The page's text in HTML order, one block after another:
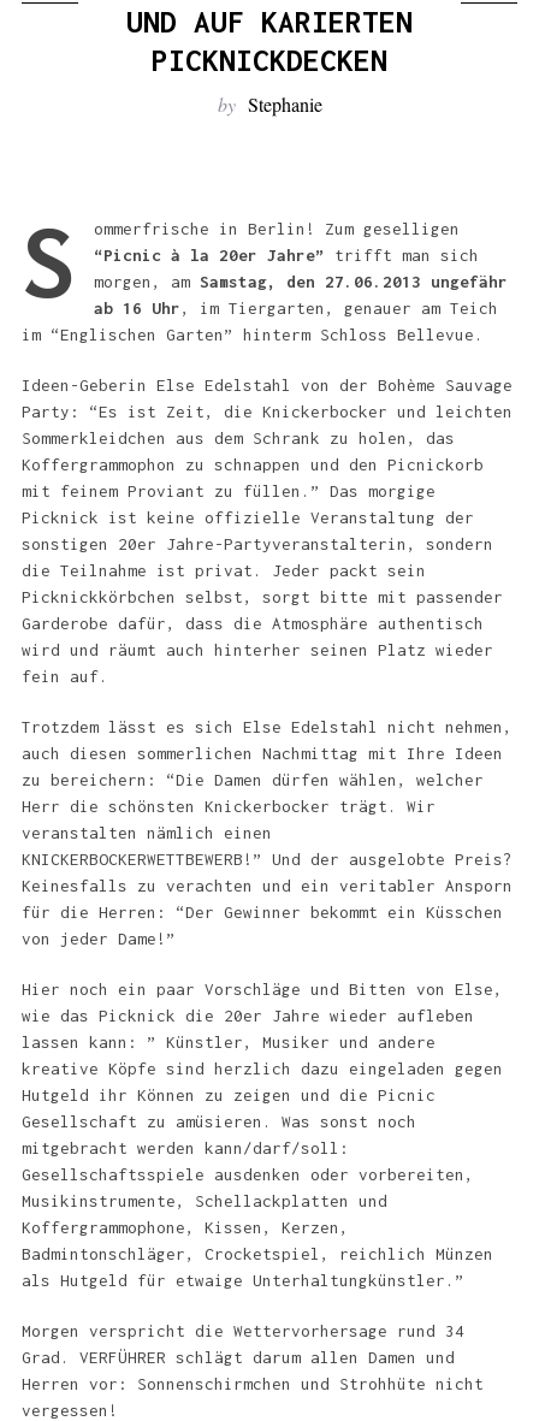
:
UND AUF KARIERTEN
PICKNICKDECKEN
by Stephanie
S
ommerfrische in Berlin! Zum geselligen
“Picnic à la 20er Jahre”
trifft man sich
morgen, am Samstag, den 27.06.2013 ungefähr
ab 16 Uhr, im Tiergarten, genauer am Teich
im “Englischen Garten” hinterm Schloss Bellevue.
Ideen-Geberin Else Edelstahl von der Bohème Sauvage
Party: “Es ist Zeit, die Knickerbocker und leichten
Sommerkleidchen aus dem Schrank zu holen, das
Koffergrammophon zu schnappen und den Picnickorb
mit feinem Proviant zu füllen.” Das morgige
Picknick ist keine offizielle Veranstaltung der
sonstigen 20er Jahre-Partyveranstalterin, sondern
die Teilnahme ist privat. Jeder packt sein
Picknickkörbchen selbst, sorgt bitte mit passender
Garderobe dafür, dass die Atmosphäre authentisch
wird und räumt auch hinterher seinen Platz wieder
fein auf.
Trotzdem lässt es sich Else Edelstahl nicht nehmen,
auch diesen sommerlichen Nachmittag mit Ihre Ideen
zu bereichern: “Die Damen dürfen wählen, welcher
Herr die schönsten Knickerbocker trägt. Wir
veranstalten nämlich einen
KNICKERBOCKERWETTBEWERB!” Und der ausgelobte Preis?
Keinesfalls zu verachten und ein veritabler Ansporn
für die Herren: “Der Gewinner bekommt ein Küsschen
von jeder Dame!”
Hier noch ein paar Vorschläge und Bitten von Else,
wie das Picknick die 20er Jahre wieder aufleben
lassen kann: ” Künstler, Musiker und andere
kreative Köpfe sind herzlich dazu eingeladen gegen
Hutgeld ihr Können zu zeigen und die Picnic
Gesellschaft zu amüsieren. Was sonst noch
mitgebracht werden kann/darf/soll:
Gesellschaftsspiele ausdenken oder vorbereiten,
Musikinstrumente, Schellackplatten und
Koffergrammophone, Kissen, Kerzen,
Badmintonschläger, Crocketspiel, reichlich Münzen
als Hutgeld für etwaige Unterhaltungkünstler.”
Morgen verspricht die Wettervorhersage rund 34
Grad. VERFÜHRER schlägt darum allen Damen und
Herren vor: Sonnenschirmchen und Strohhüte nicht
vergessen!